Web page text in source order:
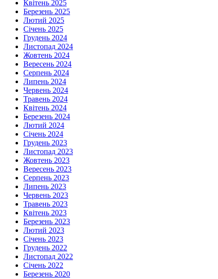
Квітень 2025
Березень 2025
Лютий 2025
Січень 2025
Грудень 2024
Листопад 2024
Жовтень 2024
Вересень 2024
Серпень 2024
Липень 2024
Червень 2024
Травень 2024
Квітень 2024
Березень 2024
Лютий 2024
Січень 2024
Грудень 2023
Листопад 2023
Жовтень 2023
Вересень 2023
Серпень 2023
Липень 2023
Червень 2023
Травень 2023
Квітень 2023
Березень 2023
Лютий 2023
Січень 2023
Грудень 2022
Листопад 2022
Січень 2022
Березень 2020